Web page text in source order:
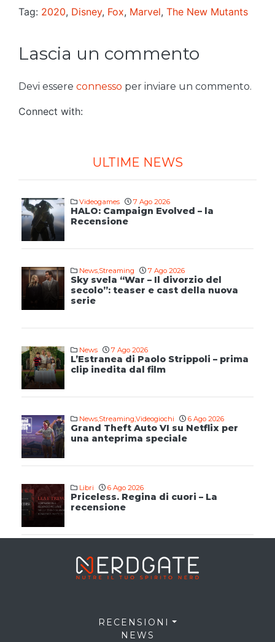
Tag: 2020, Disney, Fox, Marvel, The New Mutants
Lascia un commento
Devi essere connesso per inviare un commento.
Connect with:
ULTIME NEWS
Videogames 7 Ago 2026
HALO: Campaign Evolved – la
Recensione
News,Streaming 7 Ago 2026
Sky svela “War – Il divorzio del
secolo”: teaser e cast della nuova
serie
News 7 Ago 2026
L’Estranea di Paolo Strippoli – prima
clip inedita dal film
News,Streaming,Videogiochi 6 Ago 2026
Grand Theft Auto VI su Netflix per
una anteprima speciale
Libri 6 Ago 2026
Priceless. Regina di cuori – La
recensione
RECENSIONI
NEWS